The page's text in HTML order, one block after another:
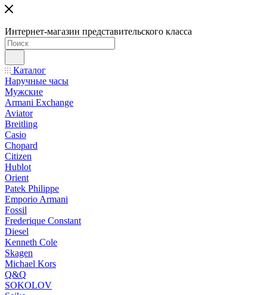
Интернет-магазин представительского класса
Каталог
Наручные часы
Мужские
Armani Exchange
Aviator
Breitling
Casio
Chopard
Citizen
Hublot
Orient
Patek Philippe
Emporio Armani
Fossil
Frederique Constant
Diesel
Kenneth Cole
Skagen
Michael Kors
Q&Q
SOKOLOV